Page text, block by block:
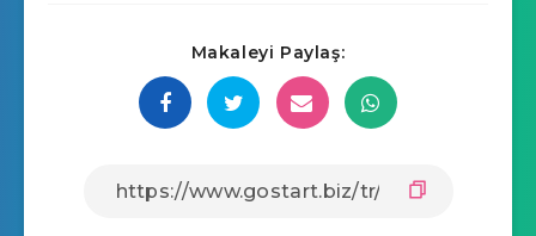
Makaleyi Paylaş: